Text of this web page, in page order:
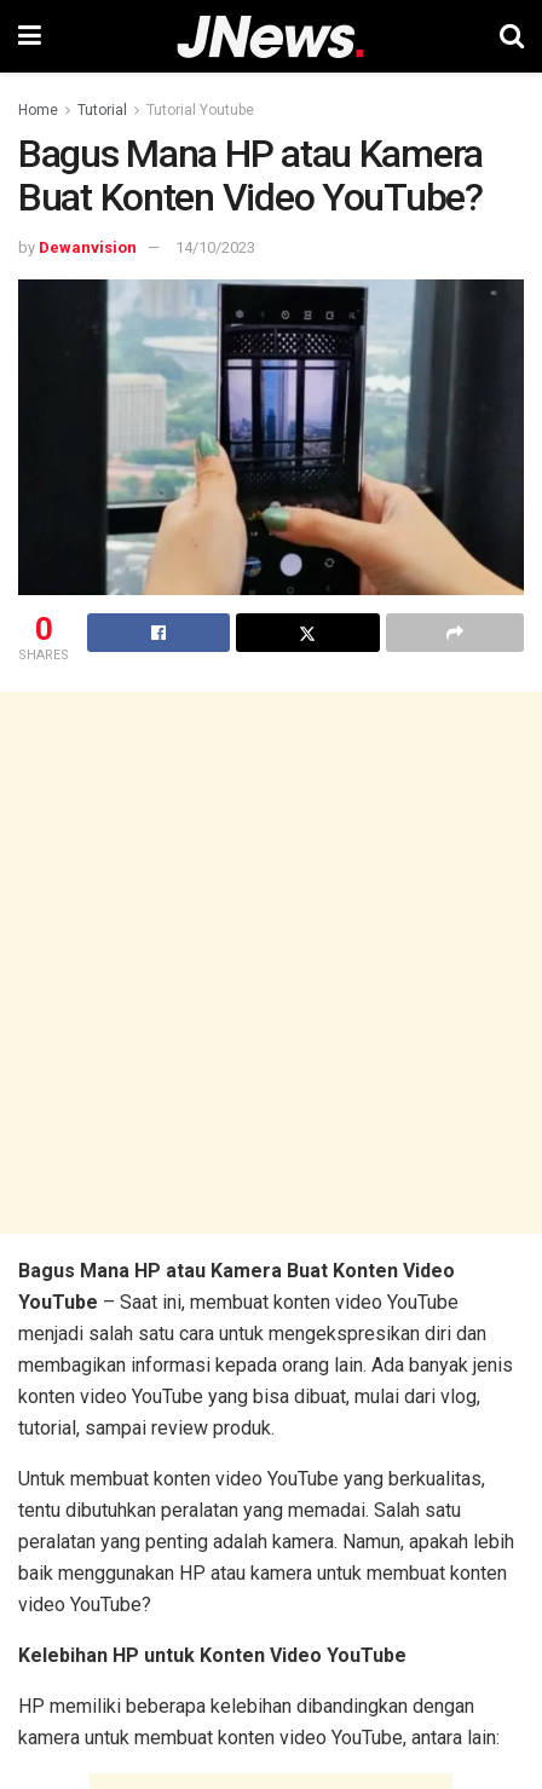
Home Tutorial Tutorial Youtube
Bagus Mana HP atau Kamera
Buat Konten Video YouTube?
by Dewanvision 14/10/2023
0
SHARES
Bagus Mana HP atau Kamera Buat Konten Video
YouTube – Saat ini, membuat konten video YouTube
menjadi salah satu cara untuk mengekspresikan diri dan
membagikan informasi kepada orang lain. Ada banyak jenis
konten video YouTube yang bisa dibuat, mulai dari vlog,
tutorial, sampai review produk.
Untuk membuat konten video YouTube yang berkualitas,
tentu dibutuhkan peralatan yang memadai. Salah satu
peralatan yang penting adalah kamera. Namun, apakah lebih
baik menggunakan HP atau kamera untuk membuat konten
video YouTube?
Kelebihan HP untuk Konten Video YouTube
HP memiliki beberapa kelebihan dibandingkan dengan
kamera untuk membuat konten video YouTube, antara lain: